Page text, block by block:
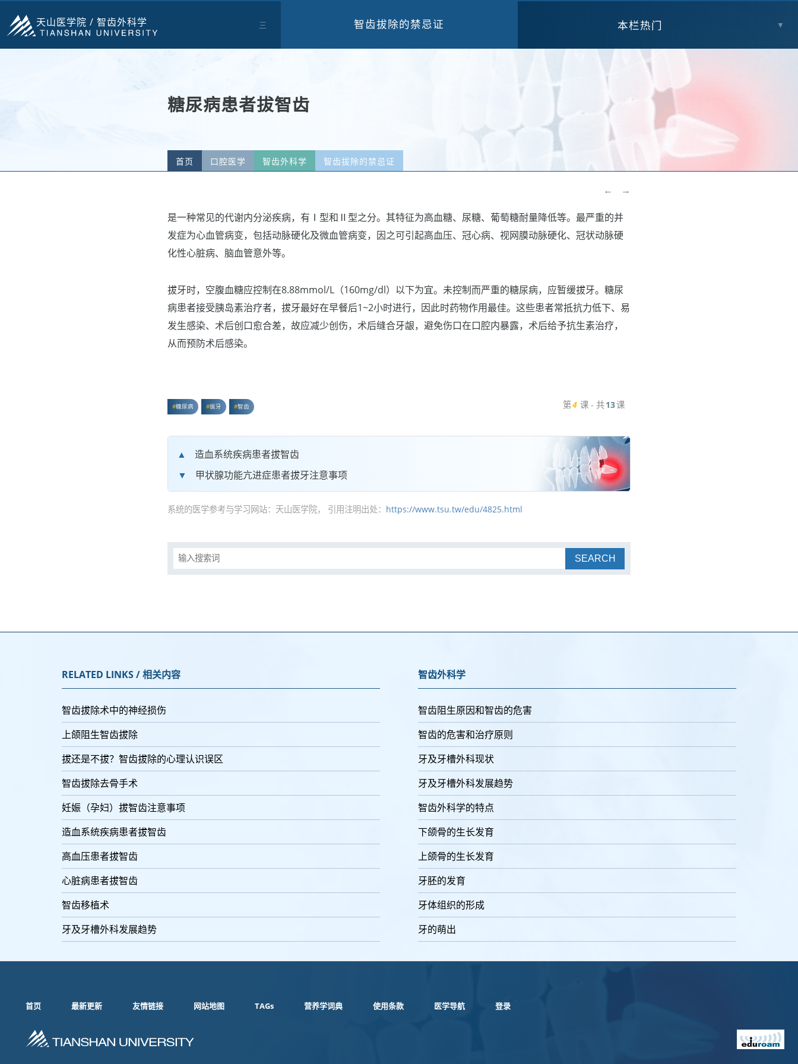
天山医学院 / 智齿外科学 三 智齿拔除的禁忌证 本栏热门 ▼
糖尿病患者拔智齿
首页 口腔医学 智齿外科学 智齿拔除的禁忌证
← →
是一种常见的代谢内分泌疾病，有Ⅰ型和Ⅱ型之分。其特征为高血糖、尿糖、葡萄糖耐量降低等。最严重的并
发症为心血管病变，包括动脉硬化及微血管病变，因之可引起高血压、冠心病、视网膜动脉硬化、冠状动脉硬
化性心脏病、脑血管意外等。
拔牙时，空腹血糖应控制在8.88mmol/L（160mg/dl）以下为宜。未控制而严重的糖尿病，应暂缓拔牙。糖尿
病患者接受胰岛素治疗者，拔牙最好在早餐后1~2小时进行，因此时药物作用最佳。这些患者常抵抗力低下、易
发生感染、术后创口愈合差，故应减少创伤，术后缝合牙龈，避免伤口在口腔内暴露，术后给予抗生素治疗，
从而预防术后感染。
糖尿病 拔牙 智齿 第4 课 - 共13课
造血系统疾病患者拔智齿
甲状腺功能亢进症患者拔牙注意事项
系统的医学参考与学习网站：天山医学院， 引用注明出处： https://www.tsu.tw/edu/4825.html
SEARCH
RELATED LINKS / 相关内容
智齿拔除术中的神经损伤
上颌阻生智齿拔除
拔还是不拔？智齿拔除的心理认识误区
智齿拔除去骨手术
妊娠（孕妇）拔智齿注意事项
造血系统疾病患者拔智齿
高血压患者拔智齿
心脏病患者拔智齿
智齿移植术
牙及牙槽外科发展趋势
智齿外科学
智齿阻生原因和智齿的危害
智齿的危害和治疗原则
牙及牙槽外科现状
牙及牙槽外科发展趋势
智齿外科学的特点
下颌骨的生长发育
上颌骨的生长发育
牙胚的发育
牙体组织的形成
牙的萌出
首页 最新更新 友情链接 网站地图 TAGs 营养学词典 使用条款 医学导航 登录